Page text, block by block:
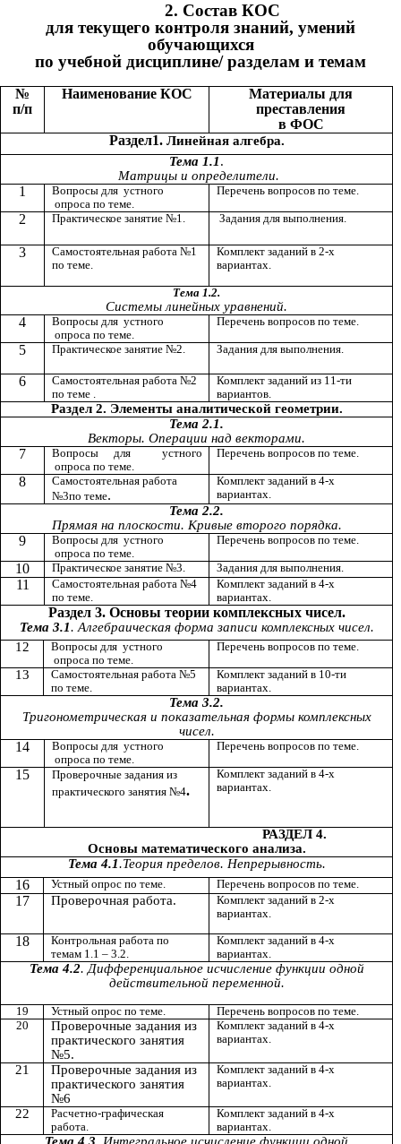
2. Состав КОС
для текущего контроля знаний, умений
обучающихся
по учебной дисциплине/ разделам и темам
№
п/п
Наименование КОС
Материалы для
преставления
в ФОС
Раздел1. Линейная алгебра.
Тема 1.1.
Матрицы и определители.
1
Вопросы для устного
опроса по теме.
Перечень вопросов по теме.
2 Практическое занятие №1. Задания для выполнения.
3
Самостоятельная работа №1
по теме.
Комплект заданий в 2-х
вариантах.
Тема 1.2.
Системы линейных уравнений.
4
Вопросы для устного
опроса по теме.
Перечень вопросов по теме.
5 Практическое занятие №2. Задания для выполнения.
6
Самостоятельная работа №2
по теме .
Комплект заданий из 11-ти
вариантов.
Раздел 2. Элементы аналитической геометрии.
Тема 2.1.
Векторы. Операции над векторами.
7
Вопросы для устного
опроса по теме.
Перечень вопросов по теме.
8
Самостоятельная работа
№3по теме.
Комплект заданий в 4-х
вариантах.
Тема 2.2.
Прямая на плоскости. Кривые второго порядка.
9
Вопросы для устного
опроса по теме.
Перечень вопросов по теме.
10 Практическое занятие №3. Задания для выполнения.
11
Самостоятельная работа №4
по теме.
Комплект заданий в 4-х
вариантах.
Раздел 3. Основы теории комплексных чисел.
Тема 3.1. Алгебраическая форма записи комплексных чисел.
12
Вопросы для устного
опроса по теме.
Перечень вопросов по теме.
13
Самостоятельная работа №5
по теме.
Комплект заданий в 10-ти
вариантах.
Тема 3.2.
Тригонометрическая и показательная формы комплексных
чисел.
14
Вопросы для устного
опроса по теме.
Перечень вопросов по теме.
15
Проверочные задания из
практического занятия №4.
Комплект заданий в 4-х
вариантах.
РАЗДЕЛ 4.
Основы математического анализа.
Тема 4.1.Теория пределов. Непрерывность.
16 Устный опрос по теме. Перечень вопросов по теме.
17 Проверочная работа.
Комплект заданий в 2-х
вариантах.
18
Контрольная работа по
темам 1.1 – 3.2.
Комплект заданий в 4-х
вариантах.
Тема 4.2. Дифференциальное исчисление функции одной
действительной переменной.
19 Устный опрос по теме.
Перечень вопросов по теме.
20
Проверочные задания из
практического занятия
№5.
Комплект заданий в 4-х
вариантах.
21
Проверочные задания из
практического занятия
№6
Комплект заданий в 4-х
вариантах.
22
Расчетно-графическая
работа.
Комплект заданий в 4-х
вариантах.